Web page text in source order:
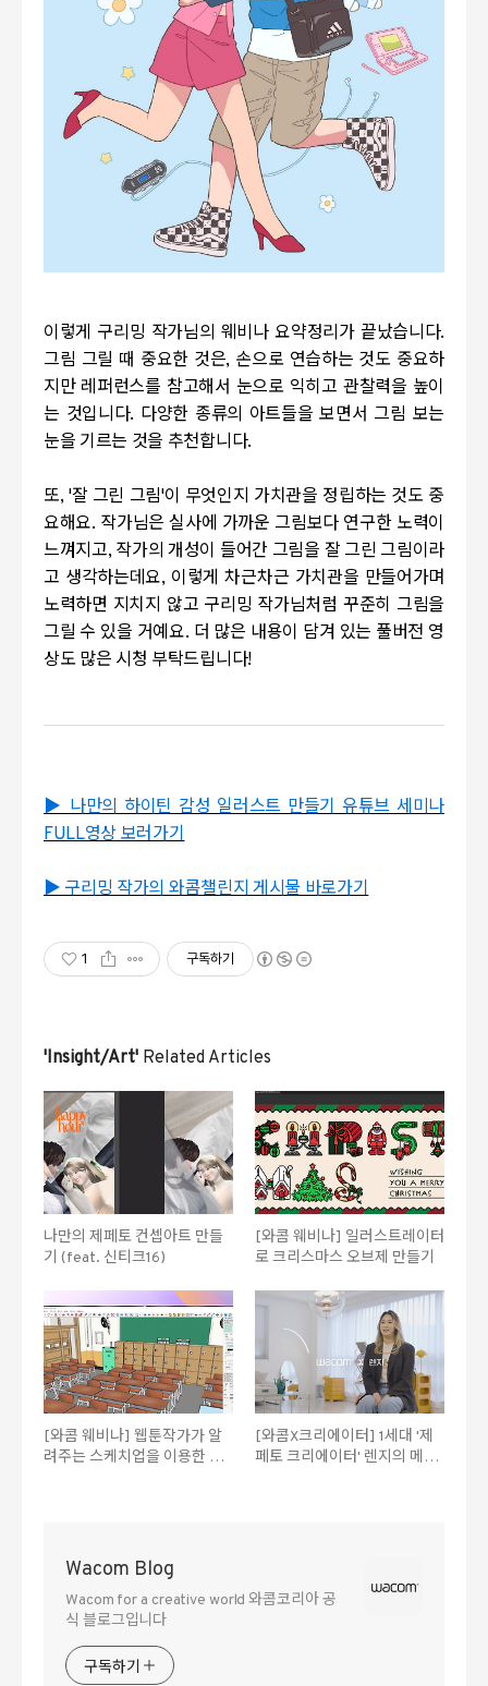
이렇게 구리밍 작가님의 웨비나 요약정리가 끝났습니다.
그림 그릴 때 중요한 것은, 손으로 연습하는 것도 중요하
지만 레퍼런스를 참고해서 눈으로 익히고 관찰력을 높이
는 것입니다. 다양한 종류의 아트들을 보면서 그림 보는
눈을 기르는 것을 추천합니다.
또, '잘 그린 그림'이 무엇인지 가치관을 정립하는 것도 중
요해요. 작가님은 실사에 가까운 그림보다 연구한 노력이
느껴지고, 작가의 개성이 들어간 그림을 잘 그린 그림이라
고 생각하는데요, 이렇게 차근차근 가치관을 만들어가며
노력하면 지치지 않고 구리밍 작가님처럼 꾸준히 그림을
그릴 수 있을 거예요. 더 많은 내용이 담겨 있는 풀버전 영
상도 많은 시청 부탁드립니다!
▶ 나만의 하이틴 감성 일러스트 만들기 유튜브 세미나
FULL영상 보러가기
▶ 구리밍 작가의 와콤챌린지 게시물 바로가기
1 구독하기
'Insight/Art' Related Articles
나만의 제페토 컨셉아트 만들
기 (feat. 신티크16)
[와콤 웨비나] 일러스트레이터
로 크리스마스 오브제 만들기
[와콤 웨비나] 웹툰작가가 알
려주는 스케치업을 이용한 웹
[와콤X크리에이터] 1세대 '제
페토 크리에이터' 렌지의 메타
Wacom Blog
Wacom for a creative world 와콤코리아 공
식 블로그입니다
구독하기